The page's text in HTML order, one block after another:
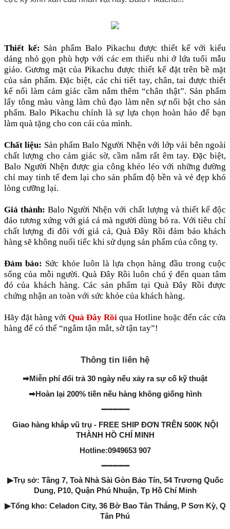
Thiết kế: Sản phẩm Balo Pikachu được thiết kế với kiểu
dáng nhỏ gọn phù hợp với các em thiếu nhi ở lứa tuổi mẫu
giáo. Gương mặt của Pikachu được thiết kế đặt trên bề mặt
của sản phẩm. Đặc biệt, các chi tiết tay, chân, tai được thiết
kế nổi làm cảm giác cầm nắm thêm “chân thật”. Sản phẩm
lấy tông màu vàng làm chủ đạo làm nên sự nổi bật cho sản
phẩm. Balo Pikachu chính là sự lựa chọn hoàn hảo để bạn
làm quà tặng cho con cái của mình.
Chất liệu: Sản phẩm Balo Người Nhện với lớp vải bên ngoài
chất lượng cho cảm giác sờ, cầm nắm rất êm tay. Đặc biệt,
Balo Người Nhện được gia công khéo léo với những đường
chỉ may tinh tế đem lại cho sản phẩm độ bền và vẻ đẹp khó
lòng cưỡng lại.
Giá thành:Balo Người Nhện với chất lượng và thiết kế độc
đáo tương xứng với giá cả mà người dùng bỏ ra. Với tiêu chí
chất lượng đi đôi với giá cả, Quà Đây Rồi đảm bảo khách
hàng sẽ không nuối tiếc khi sử dụng sản phẩm của công ty.
Đảm bảo: Sức khỏe luôn là lựa chọn hàng đầu trong cuộc
sống của mỗi người. Quà Đây Rồi luôn chú ý đến quan tâm
đó của khách hàng. Các sản phẩm tại Quà Đây Rồi được
chứng nhận an toàn với sức khỏe của khách hàng.
Hãy đặt hàng với Quà Đây Rồi qua Hotline hoặc đến các cửa
hàng để có thể “ngắm tận mắt, sờ tận tay”!
Thông tin liên hệ
➡Miễn phí đổi trả 30 ngày nếu xảy ra sự cố kỹ thuật
➡Hoàn lại 200% tiền nếu hàng không giống hình
➖➖➖➖➖
Giao hàng khắp vũ trụ - FREE SHIP ĐƠN TRÊN 500K NỘI
THÀNH HỒ CHÍ MINH
Hotline:0949653 907
➖➖➖➖➖
▶Trụ sở: Tầng 7, Toà Nhà Sài Gòn Bảo Tín, 54 Trương Quốc
Dung, P10, Quận Phú Nhuận, Tp Hồ Chí Minh
▶Tổng kho: Celadon City, 36 Bờ Bao Tân Thắng, P Sơn Kỳ, Q
Tân Phú